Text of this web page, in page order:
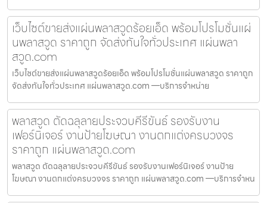
เว็บไซต์ขายส่งแผ่นพลาสวูดร้อยเอ็ด พร้อมโปรโมชั่นแผ่
นพลาสวูด ราคาถูก จัดส่งทันใจทั่วประเทศ แผ่นพลา
สวูด.com
เว็บไซต์ขายส่งแผ่นพลาสวูดร้อยเอ็ด พร้อมโปรโมชั่นแผ่นพลาสวูด ราคาถูก
จัดส่งทันใจทั่วประเทศ แผ่นพลาสวูด.com —บริการจำหน่าย
พลาสวูด ตัดฉลุลายประจวบคีรีขันธ์ รองรับงาน
เฟอร์นิเจอร์ งานป้ายโฆษณา งานตกแต่งครบวงจร
ราคาถูก แผ่นพลาสวูด.com
พลาสวูด ตัดฉลุลายประจวบคีรีขันธ์ รองรับงานเฟอร์นิเจอร์ งานป้าย
โฆษณา งานตกแต่งครบวงจร ราคาถูก แผ่นพลาสวูด.com —บริการจำหน